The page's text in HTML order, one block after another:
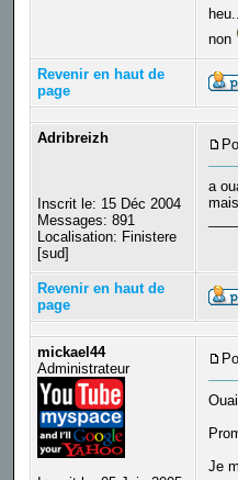
non
Revenir en haut de
page
Adribreizh
Inscrit le: 15 Déc 2004
Messages: 891
Localisation: Finistere
[sud]
a
Revenir en haut de
page
mickael44
Administrateur
Je